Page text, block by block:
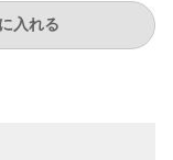
入れる